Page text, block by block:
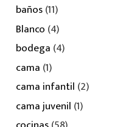
baños(11)
Blanco (4)
bodega (4)
cama (1)
cama infantil (2)
cama juvenil (1)